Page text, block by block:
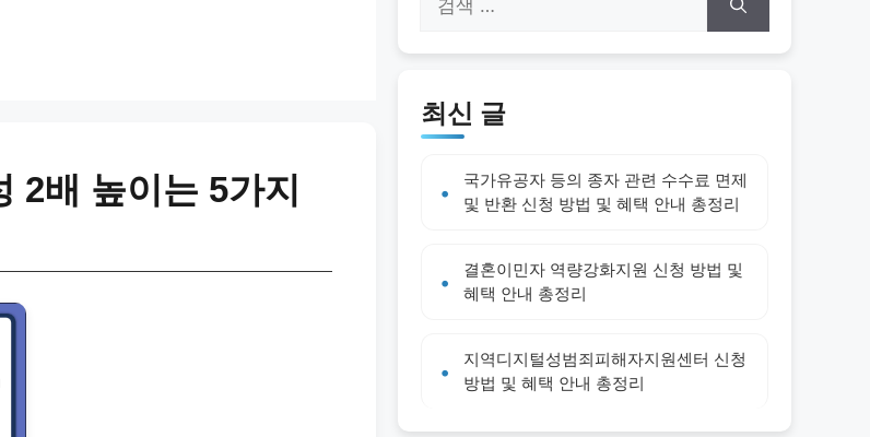
2배 높이는 5가지
색:
최신 글
국가유공자 등의 종자 관련 수수료 면제
및 반환 신청 방법 및 혜택 안내 총정리
결혼이민자 역량강화지원 신청 방법 및
혜택 안내 총정리
지역디지털성범죄피해자지원센터 신청
방법 및 혜택 안내 총정리